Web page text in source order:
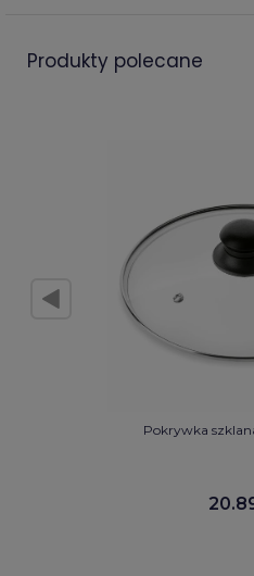
produkty polecane
Pokrywka